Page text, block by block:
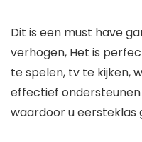
Dit is een must have
verhogen, Het is
te spelen, tv te kijken,
effectief ondersteunen
waardoor u eersteklas